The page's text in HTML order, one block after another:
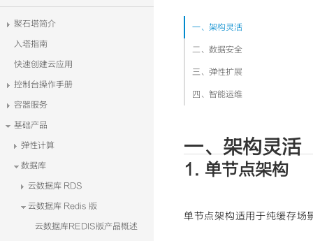
流量充值档位查询
聚石塔简介
入塔指南
快速创建云应用
控制台操作手册
容器服务
基础产品
弹性计算
数据库
云数据库 RDS
云数据库 Redis 版
云数据库REDIS版产品概述
一、架构灵活
二、数据安全
三、弹性扩展
四、智能运维
一、架构灵活
1. 单节点架构
单节点架构适用于纯缓存场